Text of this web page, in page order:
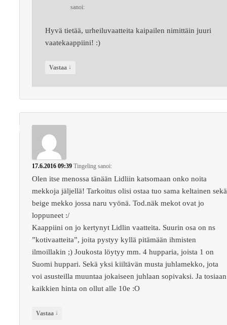
sanoi:
Hyvä tietää, urheiluvaatteita kaipailen nimittäin juuri
vaatekaappiini! :)
Vastaa ↓
17.6.2016 09:39 Tingeling sanoi:
Olen itse menossa tänään Lidliin katsomaan onko noita
mekkoja jäljellä! Tarkoitus olisi ostaa tuo sama keltainen sekä
beige mekko jossa naru vyönä. Tod.näk mekot ovat jo
loppuneet :/
Kaappiini on jo kertynyt Lidlin vaatteita. Suurin osa on ns
”kotivaatteita”, joita pystyy kyllä pitämään ihmisten
ilmoillakin ;) Joukosta löytyy mm. 4 hupparia, joista 1 on
Suomi huppari. Sekä yksi kiiltävän musta juhlamekko, jota
voi asusteilla muuntaa jokaiseen juhlaan sopivaksi. Ja tosiaan
kaikkien hinta on ollut alle 10e :O
Vastaa ↓